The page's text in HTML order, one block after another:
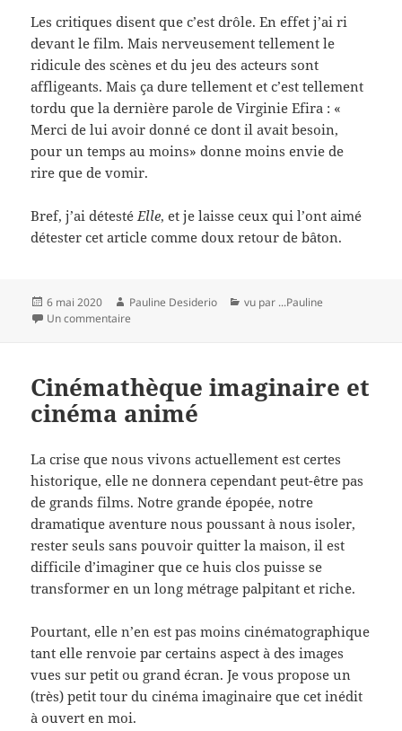
Les critiques disent que c’est drôle. En effet j’ai ri
devant le film. Mais nerveusement tellement le
ridicule des scènes et du jeu des acteurs sont
affligeants. Mais ça dure tellement et c’est tellement
tordu que la dernière parole de Virginie Efira : «
Merci de lui avoir donné ce dont il avait besoin,
pour un temps au moins» donne moins envie de
rire que de vomir.
Bref, j’ai détestéElle, et je laisse ceux qui l’ont aimé
détester cet article comme doux retour de bâton.
Publié
le
6 mai 2020 Auteur
Pauline Desiderio Catégories
vu par ...Pauline
Un commentaire
Cinémathèque imaginaire et
cinéma animé
La crise que nous vivons actuellement est certes
historique, elle ne donnera cependant peut-être pas
de grands films. Notre grande épopée, notre
dramatique aventure nous poussant à nous isoler,
rester seuls sans pouvoir quitter la maison, il est
difficile d’imaginer que ce huis clos puisse se
transformer en un long métrage palpitant et riche.
Pourtant, elle n’en est pas moins cinématographique
tant elle renvoie par certains aspect à des images
vues sur petit ou grand écran. Je vous propose un
(très) petit tour du cinéma imaginaire que cet inédit
à ouvert en moi.